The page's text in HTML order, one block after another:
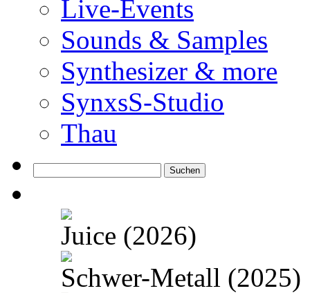
Live-Events
Sounds & Samples
Synthesizer & more
SynxsS-Studio
Thau
nach:
Juice (2026)
Schwer-Metall (2025)